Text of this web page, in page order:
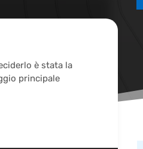
è stata la
principale